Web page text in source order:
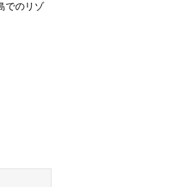
でのリゾ